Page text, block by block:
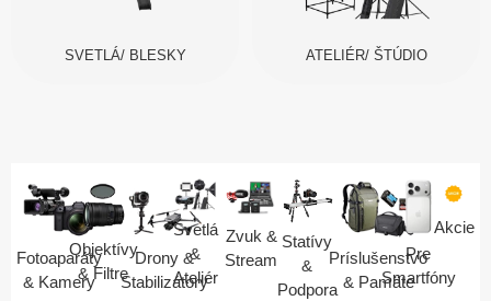
SVETLÁ/ BLESKY ATELIÉR/ ŠTÚDIO
Fotoaparáty
& Kamery
Objektívy
& Filtre
Drony &
Stabilizátory
Svetlá
&
Ateliér
Zvuk &
Stream
Statívy
&
Podpora
Príslušenstvo
& Pamäte
Pre
Smartfóny
Akcie